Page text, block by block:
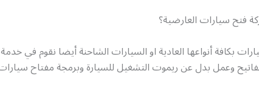
فتح سيارات العارضية؟
بكافة أنواعها العادية او السيارات الشاحنة أيضا نقوم في
وعمل بدل عن ريموت التشغيل للسيارة وبرمجة مفتاح